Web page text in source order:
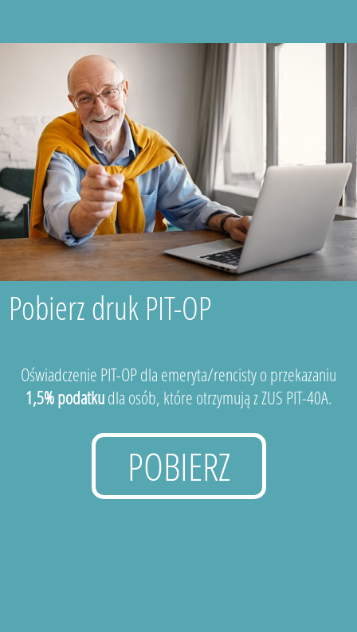
Pobierz druk PIT-OP
Oświadczenie PIT-OP dla emeryta/rencisty o przekazaniu
1,5% podatkudla osób, które otrzymują z ZUS PIT-40A.
POBIERZ